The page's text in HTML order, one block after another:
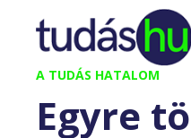
Kilépés
tartalomba
A TUDÁS HATALOM
Egyre